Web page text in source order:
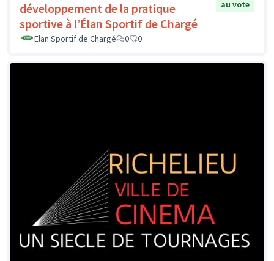
développement de la pratique
sportive à l’Élan Sportif de Chargé
au vote
Elan Sportif de Chargé 0 0